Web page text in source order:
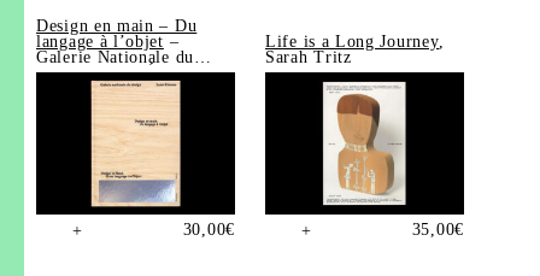
Design en main – Du
langage à l’objet –
Galerie Nationale du
Design, Saint-Étienne
+ 30,00€
Life is a Long Journey,
Sarah Tritz
+ 35,00€